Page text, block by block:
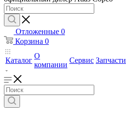
Отложенные 0
Корзина 0
Каталог
О
компании
Сервис Запчасти